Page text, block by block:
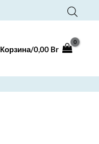
Корзина/0,00 Br